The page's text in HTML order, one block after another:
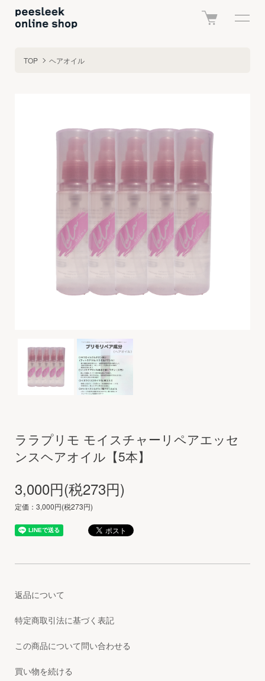
TOP ヘアオイル
ララプリモ モイスチャーリペアエッセ
ンスヘアオイル【5本】
3,000円(税273円)
定価：3,000円(税273円)
返品について
特定商取引法に基づく表記
この商品について問い合わせる
買い物を続ける